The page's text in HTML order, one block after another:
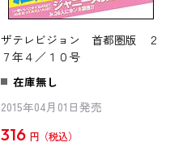
ザテレビジョン 首都圏版 ２
７年４／１０号
在庫無し
2015年04月01日発売
316 円